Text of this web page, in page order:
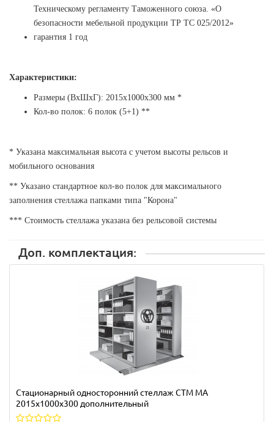
Техническому регламенту Таможенного союза. «О
безопасности мебельной продукции ТР ТС 025/2012»
гарантия 1 год
Характеристики:
Размеры (ВхШхГ): 2015х1000х300 мм *
Кол-во полок: 6 полок (5+1) **
* Указана максимальная высота с учетом высоты рельсов и
мобильного основания
** Указано стандартное кол-во полок для максимального
заполнения стеллажа папками типа "Корона"
*** Стоимость стеллажа указана без рельсовой системы
Доп. комплектация:
Стационарный односторонний стеллаж СТМ МА
2015х1000х300 дополнительный